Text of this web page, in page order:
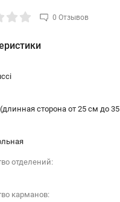
0 Отзывов
сторона от 25 см до
отделений:
карманов: